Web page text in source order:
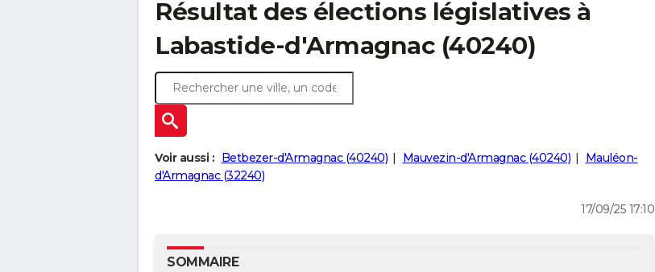
Résultat des élections législatives à
Labastide-d'Armagnac (40240)
Voir aussi : Betbezer-d'Armagnac (40240) Mauvezin-d'Armagnac (40240)
Mauléon-
d'Armagnac (32240)
17/09/25 17:10
SOMMAIRE